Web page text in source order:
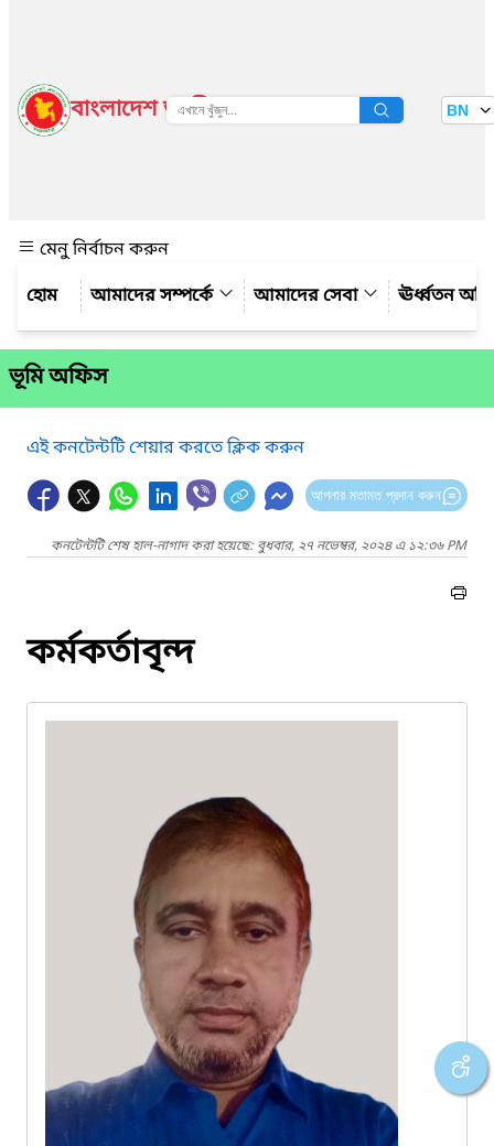
বাংলাদেশ জাতীয় তথ্য বাতায়ন BN
মেনু নির্বাচন করুন
আমাদের সম্পর্কে
আমাদের সেবা ঊর্ধ্বতন
ভূমি অফিস
এই কনটেন্টটি শেয়ার করতে ক্লিক করুন
আপনার মতামত প্রদান করুন
কনটেন্টটি শেষ হাল-নাগাদ করা হয়েছে: বুধবার, ২৭ নভেম্বর, ২০২৪ এ ১২:৩৬ PM
কর্মকর্তাবৃন্দ